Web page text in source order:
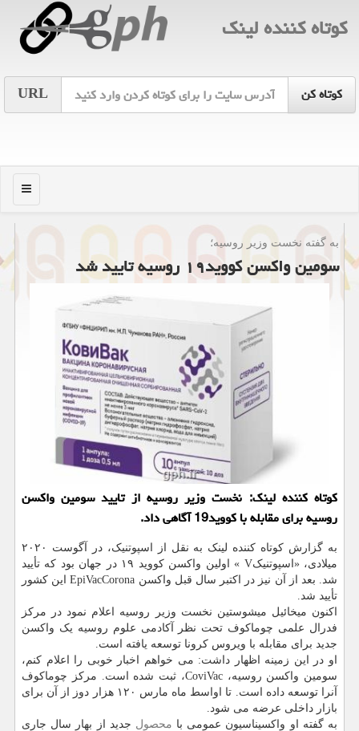
كوتاه كننده لینك
URL
منو
به گفته نخست وزیر روسیه؛
سومین واكسن كووید۱۹ روسیه تایید شد
کوتاه کننده لینک: نخست وزیر روسیه از تایید سومین واکسن
روسیه برای مقابله با کووید19 آگاهی داد.
به گزارش کوتاه کننده لینک به نقل از اسپوتنیک، در آگوست ۲۰۲۰
میلادی، «اسپوتنیکV » اولین واکسن کووید ۱۹ در جهان بود که تأیید
شد. بعد از آن نیز در اکتبر سال قبل واکسن EpiVacCorona این کشور
تأیید شد.
اکنون میخائیل میشوستین نخست وزیر روسیه اعلام نمود در مرکز
فدرال علمی چوماکوف تحت نظر آکادمی علوم روسیه یک واکسن
جدید برای مقابله با ویروس کرونا توسعه یافته است.
او در این زمینه اظهار داشت: می خواهم اخبار خوبی را اعلام کنم،
سومین واکسن روسیه، CoviVac، ثبت شده است. مرکز چوماکوف
آنرا توسعه داده است. تا اواسط ماه مارس ۱۲۰ هزار دوز از آن برای
بازار داخلی عرضه می شود.
به گفته او واکسیناسیون عمومی با محصول جدید از بهار سال جاری